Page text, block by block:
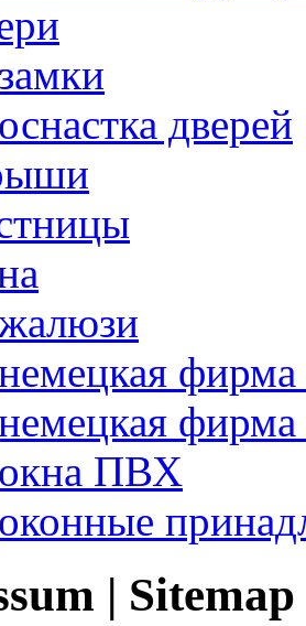
замки
оснастка дверей
окна ПВХ
оконные
| Sitemap